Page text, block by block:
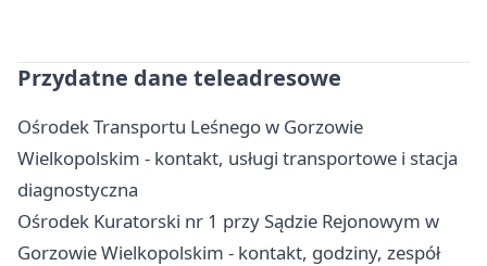
Przydatne dane teleadresowe
Ośrodek Transportu Leśnego w Gorzowie
Wielkopolskim - kontakt, usługi transportowe i stacja
diagnostyczna
Ośrodek Kuratorski nr 1 przy Sądzie Rejonowym w
Gorzowie Wielkopolskim - kontakt, godziny, zespół